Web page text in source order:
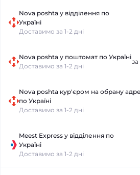
Nova poshta у відділення по
Україні
Доставимо за 1-2 дні
Nova poshta у поштомат по Україні
Доставимо за 1-2 дні
Nova poshta кур'єром на обрану
по Україні
Доставимо за 1-2 дні
Meest Express у відділення по
Україні
Доставимо за 1-2 дні